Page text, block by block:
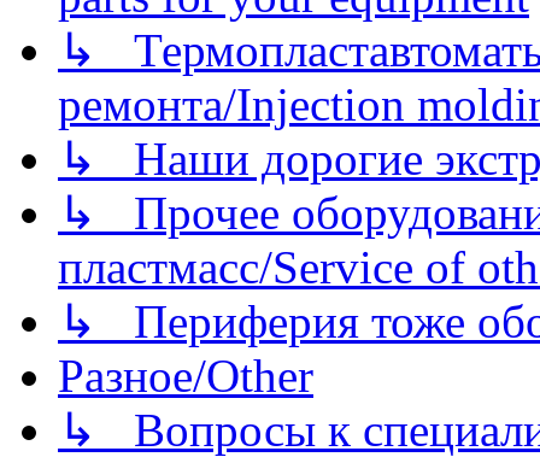
↳
ремонта/Injection
↳ Наши дорогие
↳ Прочее
пластмасс/Service of
↳ Периферия тоже
Разное/Other
↳ Вопросы к